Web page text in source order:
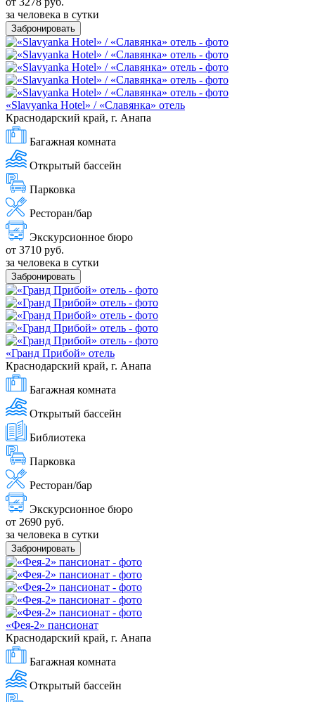
за человека в сутки
Забронировать
«Slavyanka Hotel» / «Славянка» отель
Краснодарский край, г. Анапа
Багажная комната
Открытый бассейн
Парковка
Ресторан/бар
Экскурсионное бюро
от 3710 руб.
за человека в сутки
Забронировать
«Гранд Прибой» отель
Краснодарский край, г. Анапа
Багажная комната
Открытый бассейн
Библиотека
Парковка
Ресторан/бар
Экскурсионное бюро
от 2690 руб.
за человека в сутки
Забронировать
«Фея-2» пансионат
Краснодарский край, г. Анапа
Багажная комната
Открытый бассейн